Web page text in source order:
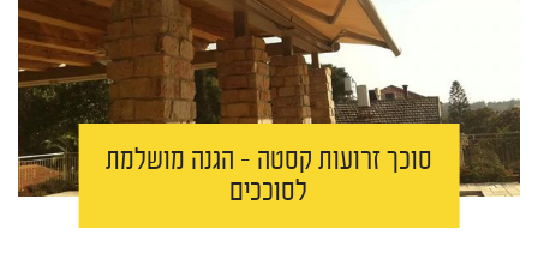
סוכך זרועות קסטה – הגנה מושלמת
לסוככים